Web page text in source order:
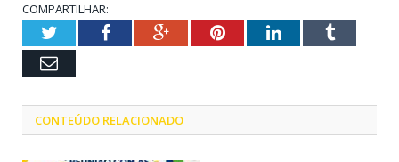
COMPARTILHAR:
TwitterFacebookGoogle+PinterestLinkedInTumblr
Email
CONTEÚDO RELACIONADO